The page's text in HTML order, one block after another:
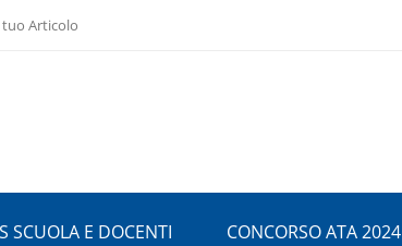
tuo Articolo
SCUOLA E DOCENTI CONCORSO ATA 2024